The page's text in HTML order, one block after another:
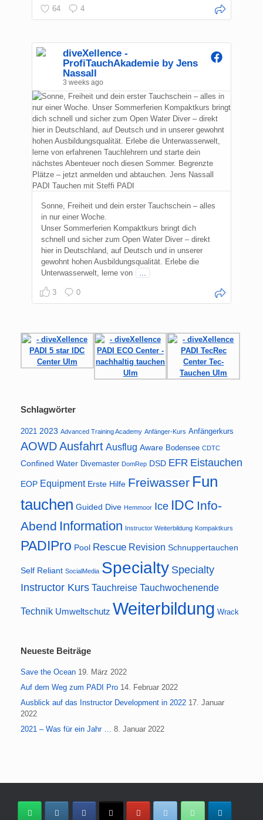
64 4
diveXellence -
ProfiTauchAkademie by Jens
Nassall
3 weeks ago
Sonne, Freiheit und dein erster Tauchschein – alles
in nur einer Woche.
Unser Sommerferien Kompaktkurs bringt dich
schnell und sicher zum Open Water Diver – direkt
hier in Deutschland, auf Deutsch und in unserer
gewohnt hohen Ausbildungsqualität. Erlebe die
Unterwasserwelt, lerne von
3 0
Schlagwörter
2021 2023 Advanced Training Academy Anfänger-Kurs Anfängerkurs
AOWDAusfahrt Ausflug Aware Bodensee CDTC
Confined Water Divemaster DomRep DSD EFR Eistauchen
EOP Equipment Erste Hilfe Freiwasser Fun
tauchen Guided Dive Hemmoor Ice IDC Info-
Abend Information Instructor Weiterbildung Kompaktkurs
PADIPro Pool Rescue Revision Schnuppertauchen
Self Reliant SocialMedia Specialty Specialty
Instructor Kurs Tauchreise Tauchwochenende
Technik Umweltschutz Weiterbildung Wrack
Neueste Beiträge
Save the Ocean 19. März 2022
Auf dem Weg zum PADI Pro 14. Februar 2022
Ausblick auf das Instructor Development in 2022 17. Januar
2022
2021 – Was für ein Jahr …
8. Januar 2022